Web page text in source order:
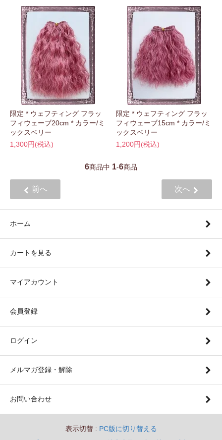
限定 * ウェフティング フラッ
フィウェーブ20cm * カラー/ミ
ックスベリー
1,300円(税込)
限定 * ウェフティング フラッ
フィウェーブ15cm * カラー/ミ
ックスベリー
1,200円(税込)
6商品中 1-6商品
前へ 次へ
ホーム
カートを見る
マイアカウント
会員登録
ログイン
メルマガ登録・解除
お問い合わせ
表示切替 : PC版に切り替える